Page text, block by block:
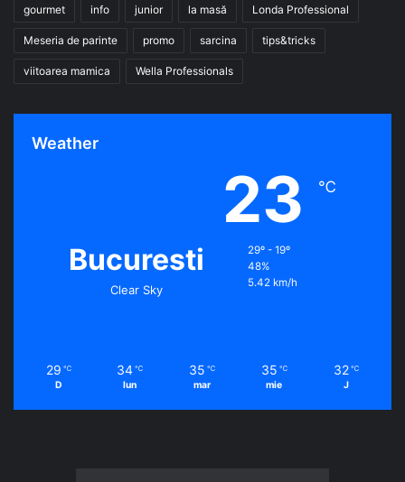
gourmet info junior la masă Londa Professional
Meseria de parinte promo sarcina tips&tricks
viitoarea mamica Wella Professionals
Weather
Bucuresti
Clear Sky
23 ℃
29º - 19º
48%
5.42 km/h
29 ℃
D
34 ℃
lun
35 ℃
mar
35 ℃
mie
32 ℃
J